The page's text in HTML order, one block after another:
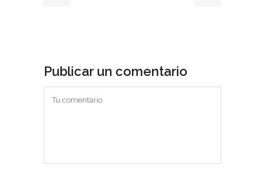
Publicar un comentario